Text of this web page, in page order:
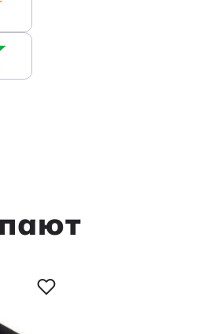
0,03
DC